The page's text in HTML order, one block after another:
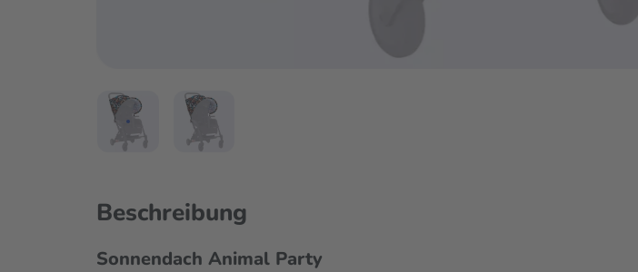
Beschreibung
Sonnendach Animal Party